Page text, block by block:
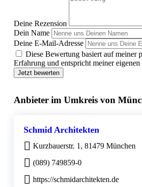
Deine Rezension
Dein Name
Deine E-Mail-Adresse
Diese Bewertung basiert auf meiner
Erfahrung und entspricht meiner
Jetzt bewerten
Anbieter im Umkreis von
Schmid Architekten
Kurzbauerstr. 1, 81479 München
(089) 749859-0
https://schmidarchitekten.de